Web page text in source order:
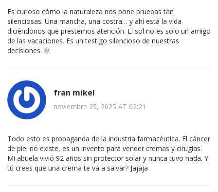
Es curioso cómo la naturaleza nos pone pruebas tan
silenciosas. Una mancha, una costra… y ahí está la vida
diciéndonos que prestemos atención. El sol no es solo un amigo
de las vacaciones. Es un testigo silencioso de nuestras
decisiones. 🌞
fran mikel
noviembre 25, 2025 AT 02:21
Todo esto es propaganda de la industria farmacéutica. El cáncer
de piel no existe, es un invento para vender cremas y cirugías.
Mi abuela vivió 92 años sin protector solar y nunca tuvo nada. Y
tú crees que una crema te va a salvar? Jajaja